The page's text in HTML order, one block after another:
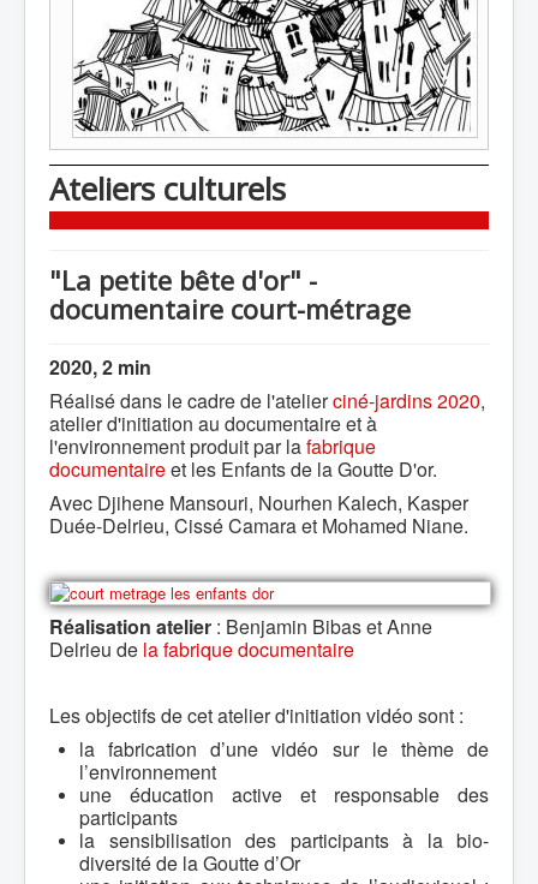
Ateliers culturels
"La petite bête d'or" -
documentaire court-métrage
2020, 2 min
Réalisé dans le cadre de l'atelierciné-jardins 2020,
atelier d'initiation au documentaire et à
l'environnement produit par lafabrique
documentaireet les Enfants de la Goutte D'or.
Avec Djihene Mansouri, Nourhen Kalech, Kasper
Duée-Delrieu, Cissé Camara et Mohamed Niane.
Réalisation atelier : Benjamin Bibas et Anne
Delrieu de la fabrique documentaire
Les objectifs de cet atelier d'initiation vidéo sont :
la fabrication d’une vidéo sur le thème de
l’environnement
une éducation active et responsable des
participants
la sensibilisation des participants à la bio-
diversité de la Goutte d’Or